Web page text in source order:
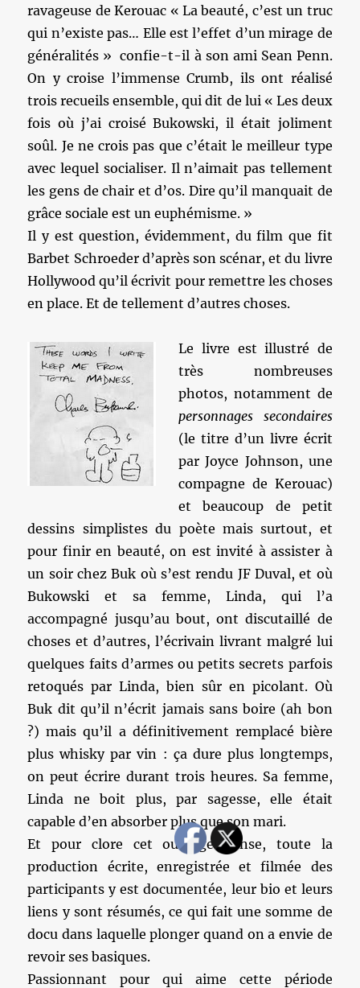
ravageuse de Kerouac « La beauté, c’est un truc
qui n’existe pas… Elle est l’effet d’un mirage de
généralités » confie-t-il à son ami Sean Penn.
On y croise l’immense Crumb, ils ont réalisé
trois recueils ensemble, qui dit de lui « Les deux
fois où j’ai croisé Bukowski, il était joliment
soûl. Je ne crois pas que c’était le meilleur type
avec lequel socialiser. Il n’aimait pas tellement
les gens de chair et d’os. Dire qu’il manquait de
grâce sociale est un euphémisme. »
Il y est question, évidemment, du film que fit
Barbet Schroeder d’après son scénar, et du livre
Hollywood qu’il écrivit pour remettre les choses
en place. Et de tellement d’autres choses.
Le livre est illustré de
très nombreuses
photos, notamment de
personnages secondaires
(le titre d’un livre écrit
par Joyce Johnson, une
compagne de Kerouac)
et beaucoup de petit
dessins simplistes du poète mais surtout, et
pour finir en beauté, on est invité à assister à
un soir chez Buk où s’est rendu JF Duval, et où
Bukowski et sa femme, Linda, qui l’a
accompagné jusqu’au bout, ont discutaillé de
choses et d’autres, l’écrivain livrant malgré lui
quelques faits d’armes ou petits secrets parfois
retoqués par Linda, bien sûr en picolant. Où
Buk dit qu’il n’écrit jamais sans boire (ah bon
?) mais qu’il a définitivement remplacé bière
plus whisky par vin : ça dure plus longtemps,
on peut écrire durant trois heures. Sa femme,
Linda ne boit plus, par sagesse, elle était
capable d’en absorber plus que son mari.
Et pour clore cet ouvrage dense, toute la
production écrite, enregistrée et filmée des
participants y est documentée, leur bio et leurs
liens y sont résumés, ce qui fait une somme de
docu dans laquelle plonger quand on a envie de
revoir ses basiques.
Passionnant pour qui aime cette période